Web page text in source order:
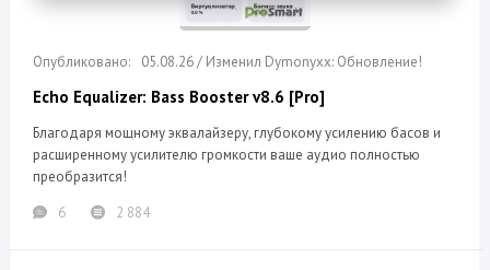
05.08.26 / Изменил Dymonyxx: Обновление!
Echo Equalizer: Bass Booster v8.6 [Pro]
Благодаря мощному эквалайзеру, глубокому усилению басов и
расширенному усилителю громкости ваше аудио полностью
преобразится!
6
2 884